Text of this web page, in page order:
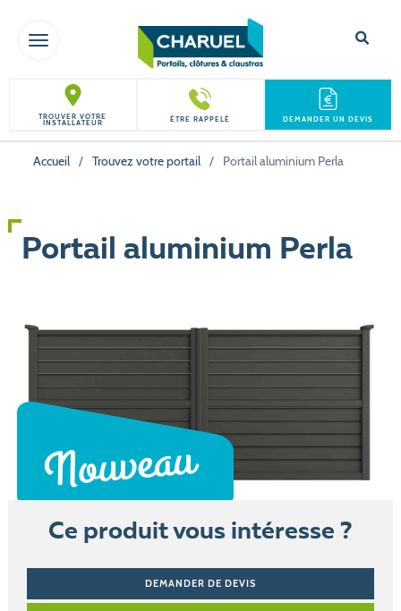
TOGGLE NAVIGATION
TROUVER VOTRE
INSTALLATEUR ÊTRE RAPPELÉ DEMANDER UN DEVIS
Accueil / Trouvez votre portail / Portail aluminium Perla
Portail aluminium Perla
Ce produit vous intéresse ?
DEMANDER DE DEVIS